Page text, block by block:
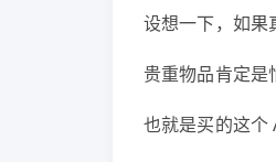
设想一下，如果
贵重物品肯定是
也就是买的这个